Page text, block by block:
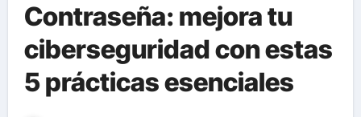
Contraseña: mejora tu
ciberseguridad con estas
5 prácticas esenciales